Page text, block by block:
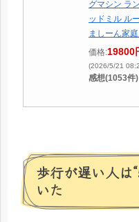
グマシン ラ
ッドミル ル
ましーん家
価格:19800
(2026/5/21
感想(1053件)
歩行が遅い人は
いた